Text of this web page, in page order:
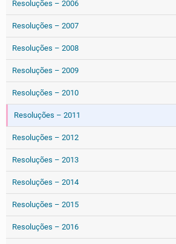
Resoluções – 2006
Resoluções – 2007
Resoluções – 2008
Resoluções – 2009
Resoluções – 2010
Resoluções – 2011
Resoluções – 2012
Resoluções – 2013
Resoluções – 2014
Resoluções – 2015
Resoluções – 2016